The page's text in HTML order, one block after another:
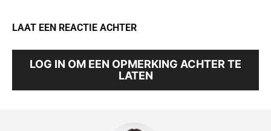
LAAT EEN REACTIE ACHTER
LOG IN OM EEN OPMERKING ACHTER TE
LATEN